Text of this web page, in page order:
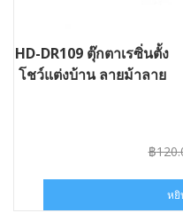
HD-DR109 ตุ๊กตาเรซิ่นตั้ง
โชว์แต่งบ้าน ลายม้าลาย
฿
หยิ